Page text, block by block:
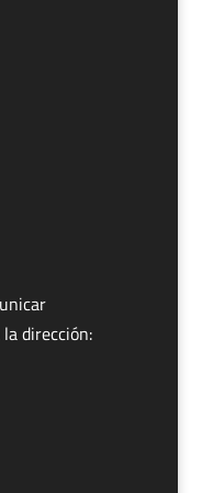
dirección: